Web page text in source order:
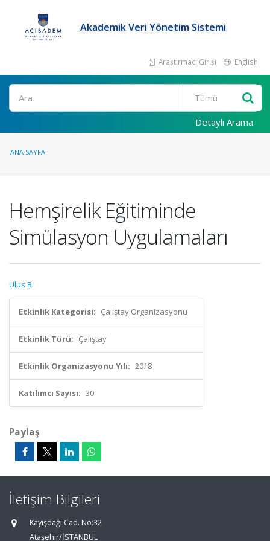
Akademik Veri Yönetim Sistemi
Araştırmacı Girişi English
Ara
Detaylı Arama
ANA SAYFA
Hemşirelik Eğitiminde
Simülasyon Uygulamaları
Ulus B.
Etkinlik Kategorisi: Çalıştay Organizasyonu
Etkinlik Türü: Çalıştay
Etkinlik Organizasyonu Yılı: 2018
Katılımcı Sayısı: 30
Paylaş
İletişim Bilgileri
Kayışdağı Cad. No:32
Ataşehir/İSTANBUL